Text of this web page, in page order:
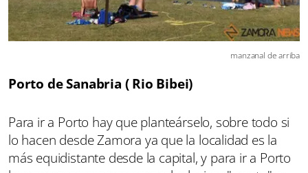
manzanal de arriba
Porto de Sanabria ( Rio Bibei)
Para ir a Porto hay que planteárselo, sobre todo si
lo hacen desde Zamora ya que la localidad es la
más equidistante desde la capital, y para ir a Porto